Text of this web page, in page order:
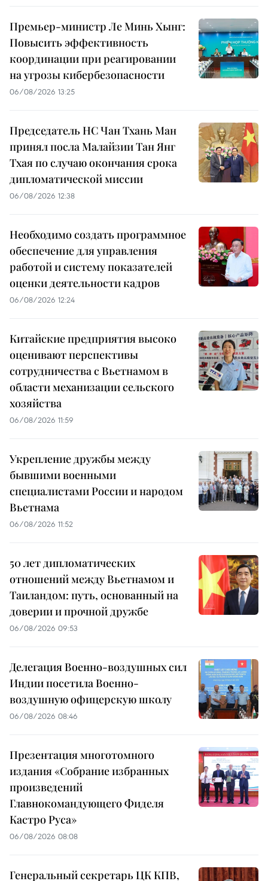
Премьер-министр Ле Минь Хынг:
Повысить эффективность
координации при реагировании
на угрозы кибербезопасности
06/08/2026 13:25
Председатель НС Чан Тхань Ман
принял посла Малайзии Тан Янг
Тхая по случаю окончания срока
дипломатической миссии
06/08/2026 12:38
Необходимо создать программное
обеспечение для управления
работой и систему показателей
оценки деятельности кадров
06/08/2026 12:24
Китайские предприятия высоко
оценивают перспективы
сотрудничества с Вьетнамом в
области механизации сельского
хозяйства
06/08/2026 11:59
Укрепление дружбы между
бывшими военными
специалистами России и народом
Вьетнама
06/08/2026 11:52
50 лет дипломатических
отношений между Вьетнамом и
Таиландом: путь, основанный на
доверии и прочной дружбе
06/08/2026 09:53
Делегация Военно-воздушных сил
Индии посетила Военно-
воздушную офицерскую школу
06/08/2026 08:46
Презентация многотомного
издания «Собрание избранных
произведений
Главнокомандующего Фиделя
Кастро Руса»
06/08/2026 08:08
Генеральный секретарь ЦК КПВ,